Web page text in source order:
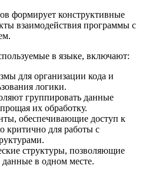
формирует конструктивные
взаимодействия программы с
в языке, включают:
для организации кода и
логики.
группировать данные
их обработку.
обеспечивающие доступ к
критично для работы с
структуры, позволяющие
данные в одном месте.